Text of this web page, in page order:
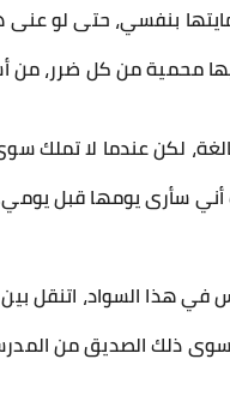
بنفسي، حتى لو عنى
محمية من كل ضرر، من
لكن عندما لا تملك
أني سأرى يومها قبل
في هذا السواد، اتنقل
ذلك الصديق من